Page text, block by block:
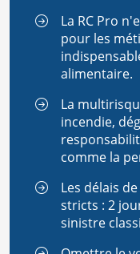
La RC Pro
pour les
alimentaire.
La
incendie,
comme la
Les délais
stricts : 2
sinistre